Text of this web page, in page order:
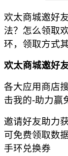
欢太商城邀好
法？怎么领取
环，领取方式
欢太商城邀好
各大应用商店
击我的-助力赢
邀请好友助力
可免费领取数
手环兑换券